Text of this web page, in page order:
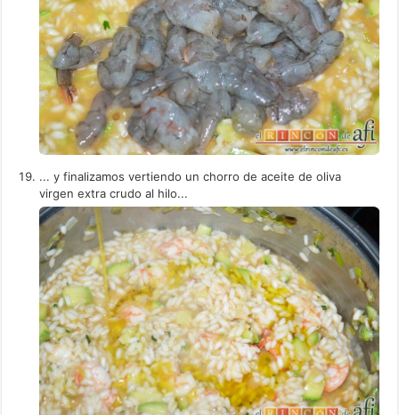
... y finalizamos vertiendo un chorro de aceite de oliva
virgen extra crudo al hilo...